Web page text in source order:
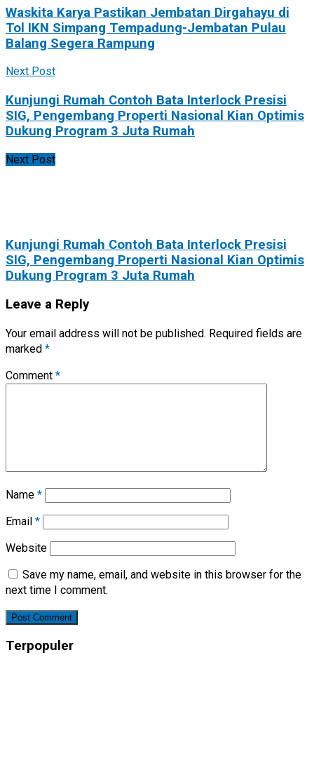
Waskita Karya Pastikan Jembatan Dirgahayu di
Tol IKN Simpang Tempadung-Jembatan Pulau
Balang Segera Rampung
Next Post
Kunjungi Rumah Contoh Bata Interlock Presisi
SIG, Pengembang Properti Nasional Kian Optimis
Dukung Program 3 Juta Rumah
Next Post
Kunjungi Rumah Contoh Bata Interlock Presisi
SIG, Pengembang Properti Nasional Kian Optimis
Dukung Program 3 Juta Rumah
Leave a Reply
Your email address will not be published. Required fields are
marked *
Comment *
Name *
Email *
Website
Save my name, email, and website in this browser for the
next time I comment.
Terpopuler